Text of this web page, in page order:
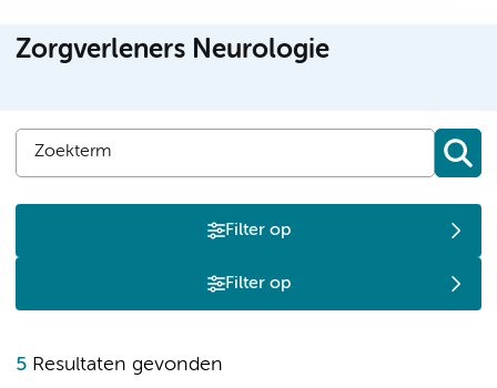
Zorgverleners Neurologie
Filter op
Filter op
5 Resultaten gevonden